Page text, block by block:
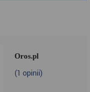
Oros.pl
(1 opinii)